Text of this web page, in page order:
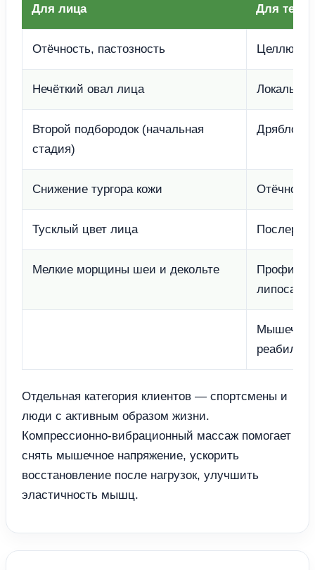
Для лица Для тела
Отёчность, пастозность
Нечёткий овал лица
Второй подбородок (начальная
стадия)
Снижение тургора кожи
Тусклый цвет лица
Мелкие морщины шеи и декольте
Мышечная
Отдельная категория клиентов — спортсмены и
люди с активным образом жизни.
Компрессионно-вибрационный массаж помогает
снять мышечное напряжение, ускорить
восстановление после нагрузок, улучшить
эластичность мышц.